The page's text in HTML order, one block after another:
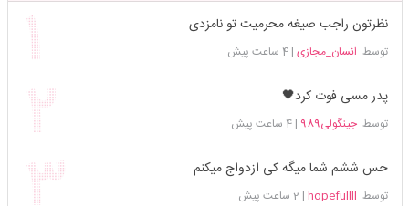
نظرتون راجب صیغه محرمیت تو نامزدی
توسط انسان_مجازی |4 ساعت پیش
پدر مسی فوت کرد🖤
توسطجینگولی989 |4 ساعت پیش
حس ششم شما میگه کی ازدواج میکنم
توسط hopefullll
| 2 ساعت پیش